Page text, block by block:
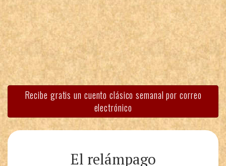
Recibe gratis un cuento clásico semanal por correo
electrónico
El relámpago